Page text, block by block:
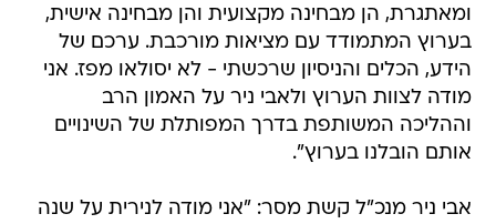
ומאתגרת, הן מבחינה מקצועית והן מבחינה אישית,
בערוץ המתמודד עם מציאות מורכבת. ערכם של
הידע, הכלים והניסיון שרכשתי - לא יסולאו מפז. אני
מודה לצוות הערוץ ולאבי ניר על האמון הרב
וההליכה המשותפת בדרך המפותלת של השינויים
אותם הובלנו בערוץ".
אבי ניר מנכ"ל קשת מסר: "אני מודה לנירית על שנה